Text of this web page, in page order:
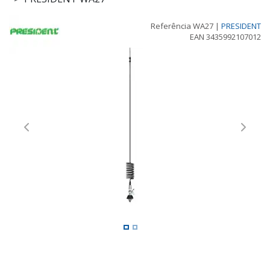
Referência WA27 | PRESIDENT
EAN 3435992107012
Previous Next